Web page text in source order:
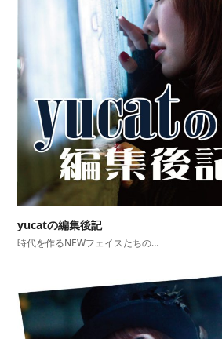
yucatの編集後記
時代を作るNEWフェイスたちの…